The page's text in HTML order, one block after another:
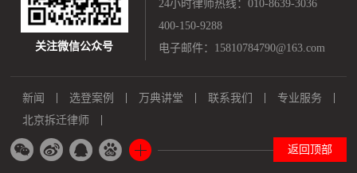
关注微信公众号
24小时律师热线：010-8639-3036
400-150-9288
电子邮件：15810784790@163.com
新闻 选登案例 万典讲堂 联系我们
专业服务
北京拆迁律师
返回顶部